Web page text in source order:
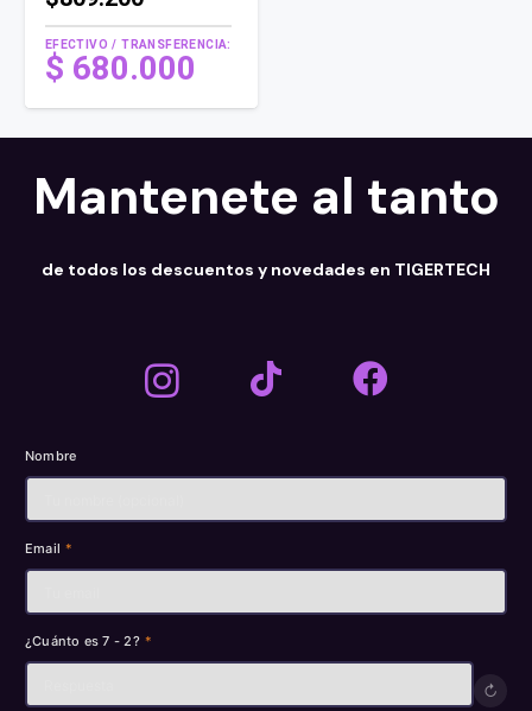
EFECTIVO / TRANSFERENCIA:
$ 680.000
Mantenete al tanto
de todos los descuentos y novedades en TIGERTECH
Nombre
Email *
¿Cuánto es 7 - 2? *
↻